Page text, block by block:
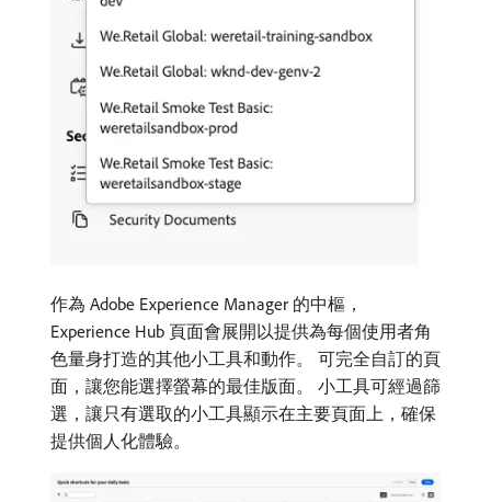
作為 Adobe Experience Manager 的中樞，
Experience Hub 頁面會展開以提供為每個使用者角
色量身打造的其他小工具和動作。 可完全自訂的頁
面，讓您能選擇螢幕的最佳版面。 小工具可經過篩
選，讓只有選取的小工具顯示在主要頁面上，確保
提供個人化體驗。